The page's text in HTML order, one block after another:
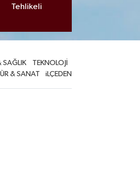
Tehlikeli
SAĞLIK
TEKNOLOJİ
& SANAT
iLÇEDEN